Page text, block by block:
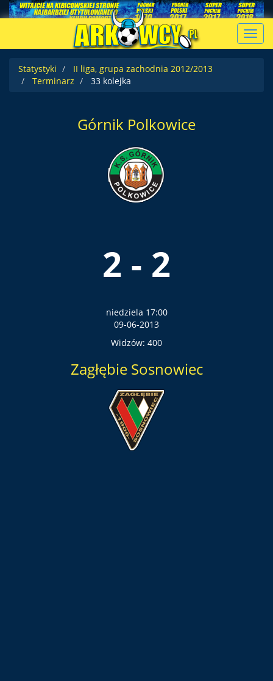
Statystyki
II liga, grupa zachodnia 2012/2013
Terminarz
33 kolejka
Górnik Polkowice
2 - 2
niedziela 17:00
09-06-2013
Widzów: 400
Zagłębie Sosnowiec